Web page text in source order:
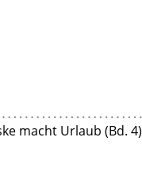
macht Urlaub (Bd. 4)